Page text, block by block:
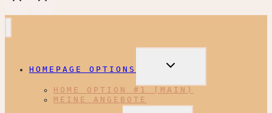
HOMEPAGE OPTIONS
UNTERMENÜ
HOME OPTION #1 (MAIN)
MEINE ANGEBOTE